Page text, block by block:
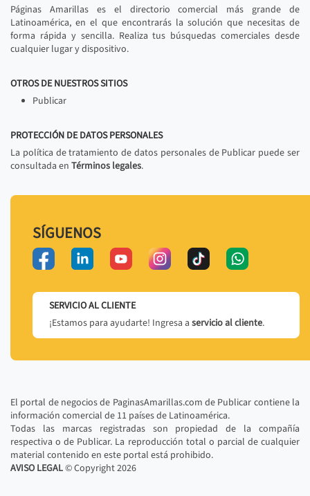
Páginas Amarillas es el directorio comercial más grande de
Latinoamérica, en el que encontrarás la solución que necesitas de
forma rápida y sencilla. Realiza tus búsquedas comerciales desde
cualquier lugar y dispositivo.
OTROS DE NUESTROS SITIOS
Publicar
PROTECCIÓN DE DATOS PERSONALES
La política de tratamiento de datos personales de Publicar puede ser
consultada en Términos legales.
SÍGUENOS
SERVICIO AL CLIENTE
¡Estamos para ayudarte! Ingresa a servicio al cliente.
El portal de negocios de PaginasAmarillas.com de Publicar contiene la
información comercial de 11 países de Latinoamérica.
Todas las marcas registradas son propiedad de la compañía
respectiva o de Publicar. La reproducción total o parcial de cualquier
material contenido en este portal está prohibido.
AVISO LEGAL© Copyright2026